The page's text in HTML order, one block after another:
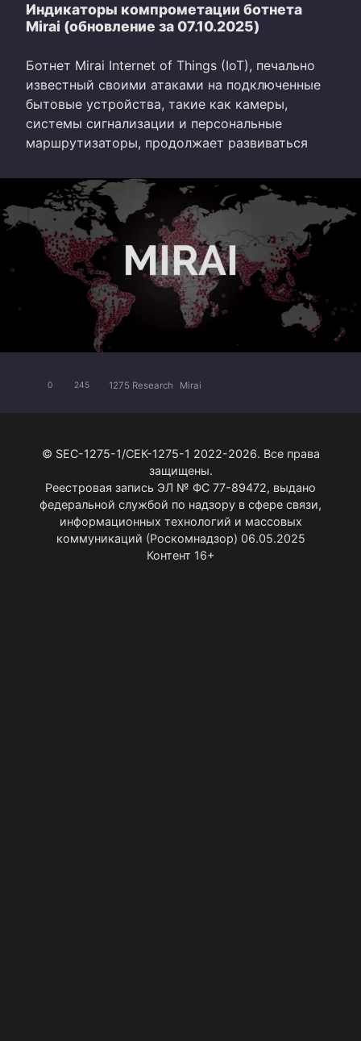
Индикаторы компрометации ботнета
Mirai (обновление за 07.10.2025)
Ботнет Mirai Internet of Things (IoT), печально
известный своими атаками на подключенные
бытовые устройства, такие как камеры,
системы сигнализации и персональные
маршрутизаторы, продолжает развиваться
0 245 1275 Research Mirai
© SEC-1275-1/СЕК-1275-1 2022-2026. Все права
защищены.
Реестровая запись ЭЛ № ФС 77-89472, выдано
федеральной службой по надзору в сфере связи,
информационных технологий и массовых
коммуникаций (Роскомнадзор) 06.05.2025
Контент 16+